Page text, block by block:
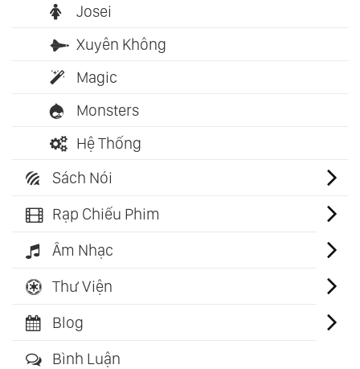
Josei
Xuyên Không
Magic
Monsters
Hệ Thống
Sách Nói
Rạp Chiếu Phim
Âm Nhạc
Thư Viện
Blog
Bình Luận